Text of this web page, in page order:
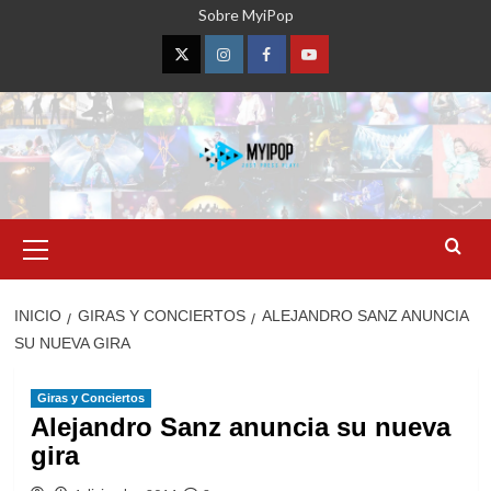
Sobre MyiPop
TwitterInstagramFacebookYouTube
primario
INICIO GIRAS Y CONCIERTOS
ALEJANDRO SANZ ANUNCIA
SU NUEVA GIRA
Giras y Conciertos
Alejandro Sanz anuncia su nueva
gira